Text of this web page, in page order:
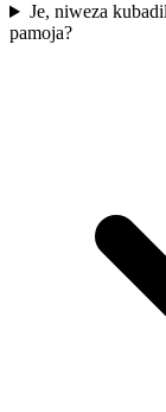
Je, niweza
pamoja?